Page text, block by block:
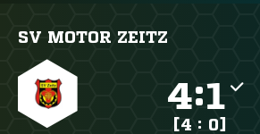
SV MOTOR ZEITZ
:
[4 : 0]